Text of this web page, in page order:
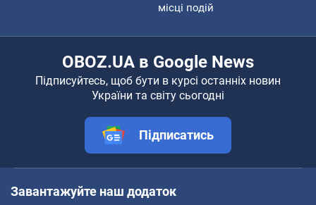
місці подій
OBOZ.UA в Google News
Підписуйтесь, щоб бути в курсі останніх новин
України та світу сьогодні
Підписатись
Завантажуйте наш додаток